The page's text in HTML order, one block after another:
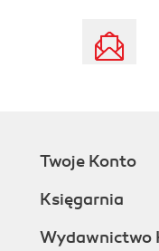
Walczysz,
wakacjach
A na koniec
Twoje Konto
Księgarnia
Wydawnictwo